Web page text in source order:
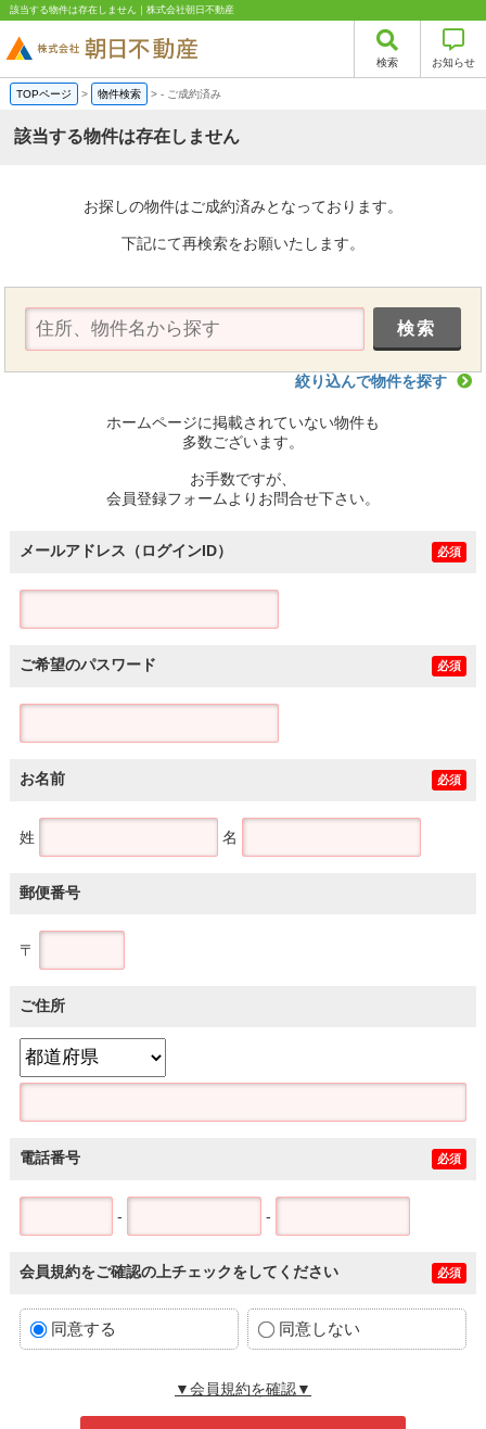
該当する物件は存在しません｜株式会社朝日不動産
検索 お知らせ
TOPページ > 物件検索 >- ご成約済み
該当する物件は存在しません
お探しの物件はご成約済みとなっております。
下記にて再検索をお願いたします。
絞り込んで物件を探す
ホームページに掲載されていない物件も
多数ございます。
お手数ですが、
会員登録フォームよりお問合せ下さい。
メールアドレス（ログインID） 必須
ご希望のパスワード 必須
お名前 必須
姓 名
郵便番号
〒
ご住所
電話番号 必須
- -
会員規約をご確認の上チェックをしてください 必須
同意する 同意しない
▼会員規約を確認▼